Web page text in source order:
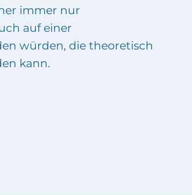
immer nur
auf einer
würden, die theoretisch
kann.